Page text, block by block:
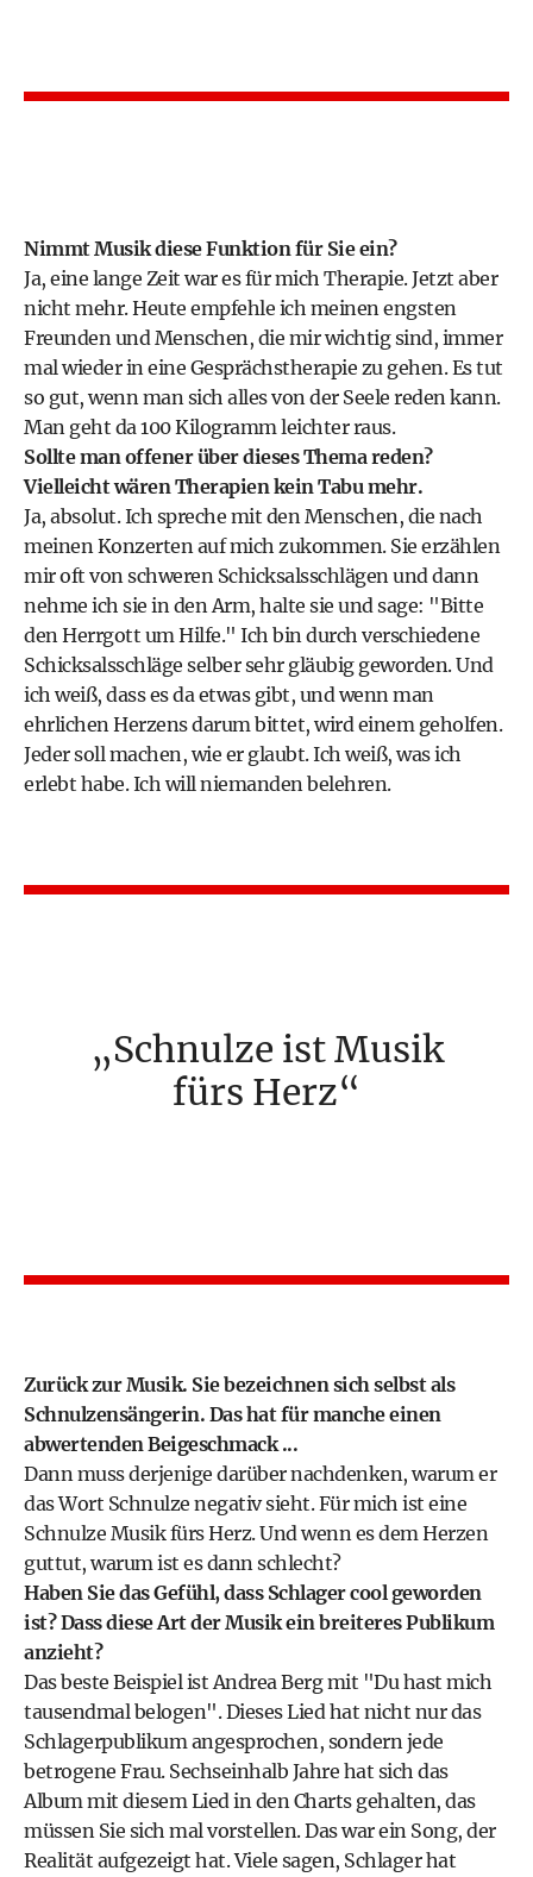
Nimmt Musik diese Funktion für Sie ein?
Ja, eine lange Zeit war es für mich Therapie. Jetzt aber
nicht mehr. Heute empfehle ich meinen engsten
Freunden und Menschen, die mir wichtig sind, immer
mal wieder in eine Gesprächstherapie zu gehen. Es tut
so gut, wenn man sich alles von der Seele reden kann.
Man geht da 100 Kilogramm leichter raus.
Sollte man offener über dieses Thema reden?
Vielleicht wären Therapien kein Tabu mehr.
Ja, absolut. Ich spreche mit den Menschen, die nach
meinen Konzerten auf mich zukommen. Sie erzählen
mir oft von schweren Schicksalsschlägen und dann
nehme ich sie in den Arm, halte sie und sage: "Bitte
den Herrgott um Hilfe." Ich bin durch verschiedene
Schicksalsschläge selber sehr gläubig geworden. Und
ich weiß, dass es da etwas gibt, und wenn man
ehrlichen Herzens darum bittet, wird einem geholfen.
Jeder soll machen, wie er glaubt. Ich weiß, was ich
erlebt habe. Ich will niemanden belehren.
Schnulze ist Musik
fürs Herz
Zurück zur Musik. Sie bezeichnen sich selbst als
Schnulzensängerin. Das hat für manche einen
abwertenden Beigeschmack ...
Dann muss derjenige darüber nachdenken, warum er
das Wort Schnulze negativ sieht. Für mich ist eine
Schnulze Musik fürs Herz. Und wenn es dem Herzen
guttut, warum ist es dann schlecht?
Haben Sie das Gefühl, dass Schlager cool geworden
ist? Dass diese Art der Musik ein breiteres Publikum
anzieht?
Das beste Beispiel ist Andrea Berg mit "Du hast mich
tausendmal belogen". Dieses Lied hat nicht nur das
Schlagerpublikum angesprochen, sondern jede
betrogene Frau. Sechseinhalb Jahre hat sich das
Album mit diesem Lied in den Charts gehalten, das
müssen Sie sich mal vorstellen. Das war ein Song, der
Realität aufgezeigt hat. Viele sagen, Schlager hat